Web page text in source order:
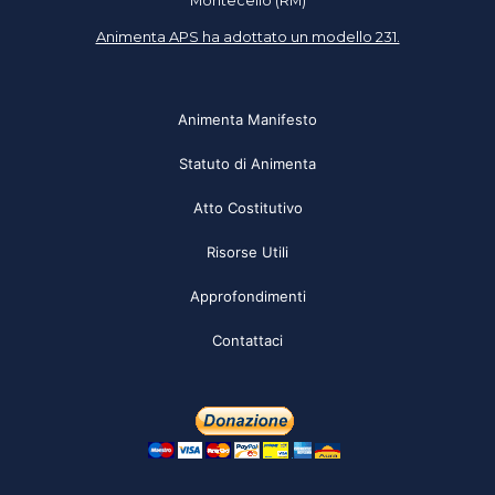
Animenta APS ha adottato un modello 231.
Animenta Manifesto
Statuto di Animenta
Atto Costitutivo
Risorse Utili
Approfondimenti
Contattaci